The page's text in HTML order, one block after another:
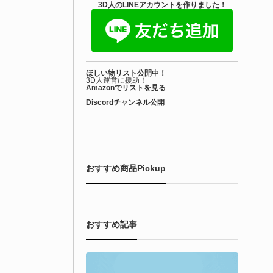
3D人のLINEアカウントを作りました！
ほしい物リスト公開中！
3D人運営に援助！
Amazonでリストを見る
Discordチャンネル公開
おすすめ商品Pickup
おすすめ記事